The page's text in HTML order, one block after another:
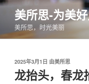
跳
容
美所思-为美
美所思，时光美丽
发
布
于
2025年3月1日 由美所思
龙抬头，春龙